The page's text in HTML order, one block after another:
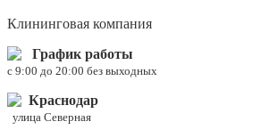
Клининговая компания
График работы
c 9:00 до 20:00 без выходных
Краснодар
улица Северная